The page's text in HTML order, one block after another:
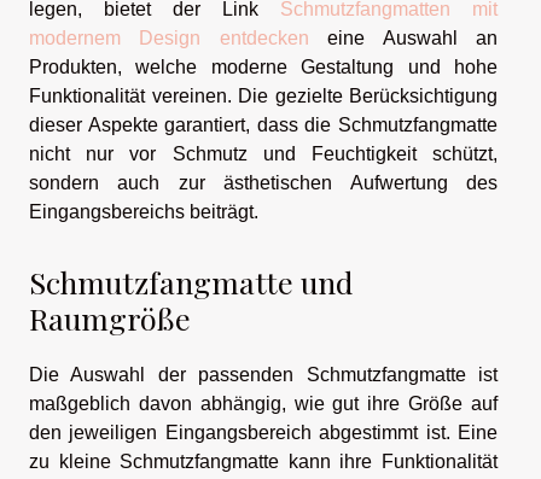
legen, bietet der Link Schmutzfangmatten mit
modernem Design entdecken eine Auswahl an
Produkten, welche moderne Gestaltung und hohe
Funktionalität vereinen. Die gezielte Berücksichtigung
dieser Aspekte garantiert, dass die Schmutzfangmatte
nicht nur vor Schmutz und Feuchtigkeit schützt,
sondern auch zur ästhetischen Aufwertung des
Eingangsbereichs beiträgt.
Schmutzfangmatte und
Raumgröße
Die Auswahl der passenden Schmutzfangmatte ist
maßgeblich davon abhängig, wie gut ihre Größe auf
den jeweiligen Eingangsbereich abgestimmt ist. Eine
zu kleine Schmutzfangmatte kann ihre Funktionalität